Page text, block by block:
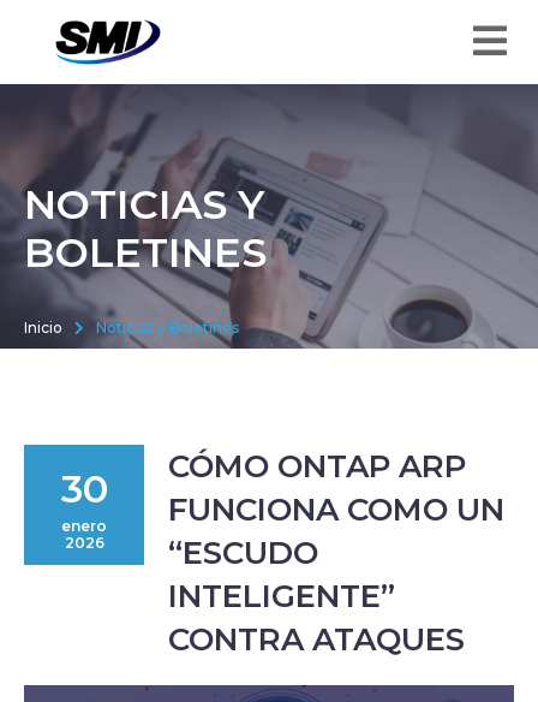
NOTICIAS Y
BOLETINES
Inicio Noticias y Boletines
30
enero
2026
CÓMO ONTAP ARP
FUNCIONA COMO UN
“ESCUDO
INTELIGENTE”
CONTRA ATAQUES